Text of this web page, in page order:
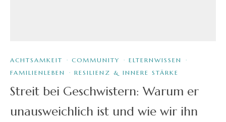
ACHTSAMKEIT · COMMUNITY · ELTERNWISSEN
·
FAMILIENLEBEN
· RESILIENZ & INNERE STÄRKE
Streit bei Geschwistern: Warum er
unausweichlich ist und wie wir ihn